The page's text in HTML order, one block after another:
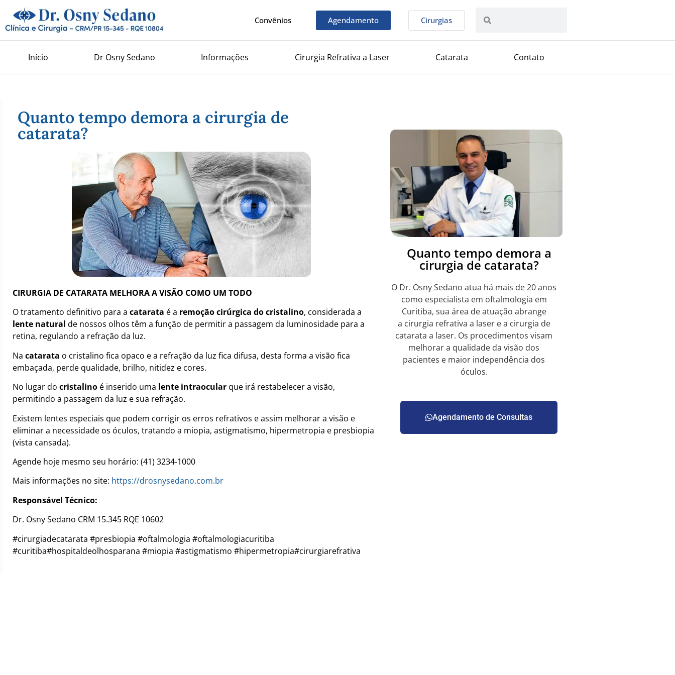
Convênios Agendamento Cirurgias
Início Dr Osny Sedano Informações Cirurgia Refrativa a Laser Catarata Contato
Quanto tempo demora a cirurgia de
catarata?
CIRURGIA DE CATARATA MELHORA A VISÃO COMO UM TODO
O tratamento definitivo para a catarata é a remoção cirúrgica do cristalino, considerada a
lente natural de nossos olhos têm a função de permitir a passagem da luminosidade para a
retina, regulando a refração da luz.
Na catarata o cristalino fica opaco e a refração da luz fica difusa, desta forma a visão fica
embaçada, perde qualidade, brilho, nitidez e cores.
No lugar do cristalino é inserido uma lente intraocular que irá restabelecer a visão,
permitindo a passagem da luz e sua refração.
Existem lentes especiais que podem corrigir os erros refrativos e assim melhorar a visão e
eliminar a necessidade os óculos, tratando a miopia, astigmatismo, hipermetropia e presbiopia
(vista cansada).
Agende hoje mesmo seu horário: (41) 3234-1000
Mais informações no site: https://drosnysedano.com.br
Responsável Técnico:
Dr. Osny Sedano CRM 15.345 RQE 10602
#cirurgiadecatarata #presbiopia #oftalmologia #oftalmologiacuritiba
#curitiba#hospitaldeolhosparana #miopia #astigmatismo #hipermetropia#cirurgiarefrativa
Quanto tempo demora a
cirurgia de catarata?
O Dr. Osny Sedano atua há mais de 20 anos
como especialista em oftalmologia em
Curitiba, sua área de atuação abrange
a cirurgia refrativa a laser e a cirurgia de
catarata a laser. Os procedimentos visam
melhorar a qualidade da visão dos
pacientes e maior independência dos
óculos.
Agendamento de Consultas